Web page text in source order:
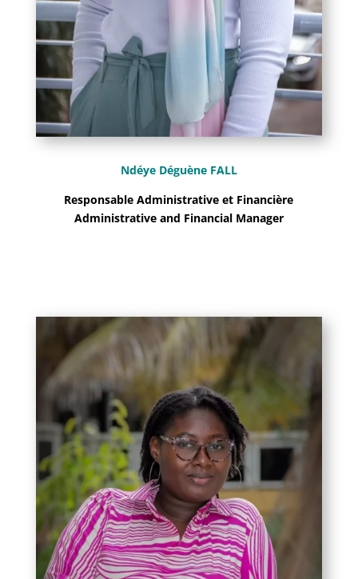
Ndéye Déguène FALL
Responsable Administrative et Financière
Administrative and Financial Manager